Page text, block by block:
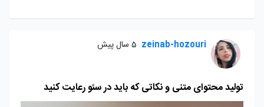
zeinab-hozouri 5 سال پیش
تولید محتوای متنی و نکاتی که باید در سئو رعایت کنید